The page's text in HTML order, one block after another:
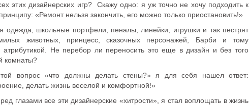
этих дизайнерских игр? Скажу одно: я уж точно не хочу подходить к
«Ремонт нельзя закончить, его можно только приостановить!»
одежда, школьные портфели, пеналы, линейки, игрушки и так пестрят
животных, принцесс, сказочных персонажей, Барби и тому
атрибутикой. Не перебор ли переносить это еще в дизайн и без того
комнаты?
вопрос «что должны делать стены?» я для себя нашел ответ:
делать жизнь веселой и комфортной!»
глазами все эти дизайнерские «хитрости», я стал воплощать в жизнь